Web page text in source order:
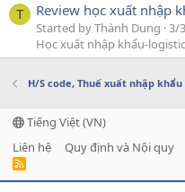
T Review học xuất nhập
Started by Thành Dung 3/
Học xuất nhập khẩu-
H/S code, Thuế xuất nhập khẩu
Tiếng Việt (VN)
Liên hệ
Quy định và Nội quy
R